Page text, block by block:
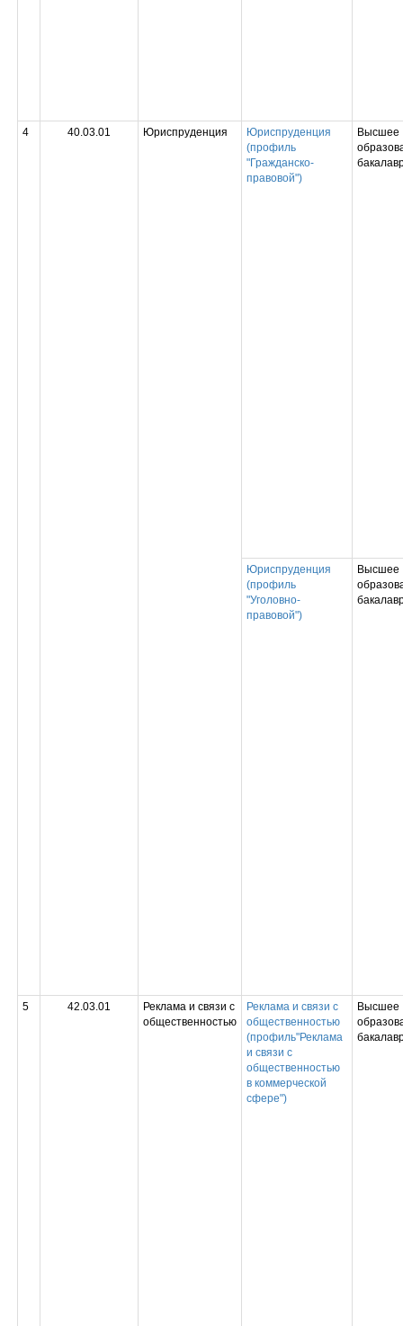
4 40.03.01 Юриспруденция
Юриспруденция
(профиль
"Гражданско-
правовой")
Высшее
Юриспруденция
(профиль
"Уголовно-
правовой")
Высшее
5 42.03.01
Реклама и связи с
общественностью
Реклама и связи с
общественностью
(профиль"Реклама
и связи с
общественностью
в коммерческой
сфере")
Высшее